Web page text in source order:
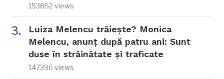
153852 views
Luiza Melencu trăiește? Monica
Melencu, anunț după patru ani: Sunt
duse în străinătate și traficate
147396 views